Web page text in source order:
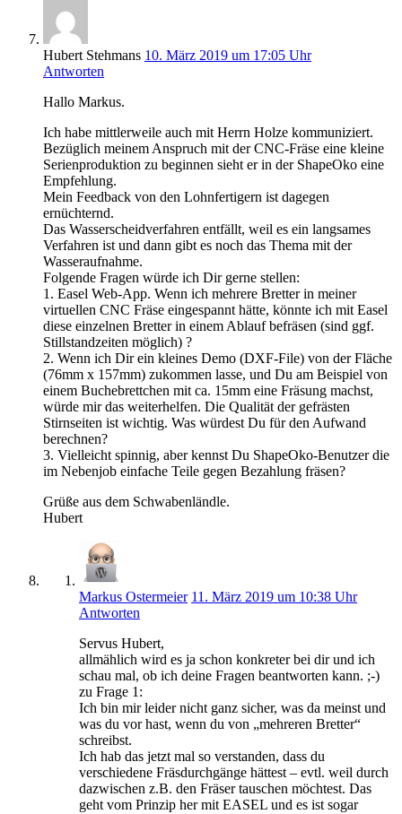
Hubert Stehmans 10. März 2019 um 17:05 Uhr
Antworten
Hallo Markus.
Ich habe mittlerweile auch mit Herrn Holze kommuniziert.
Bezüglich meinem Anspruch mit der CNC-Fräse eine kleine
Serienproduktion zu beginnen sieht er in der ShapeOko eine
Empfehlung.
Mein Feedback von den Lohnfertigern ist dagegen
ernüchternd.
Das Wasserscheidverfahren entfällt, weil es ein langsames
Verfahren ist und dann gibt es noch das Thema mit der
Wasseraufnahme.
Folgende Fragen würde ich Dir gerne stellen:
1. Easel Web-App. Wenn ich mehrere Bretter in meiner
virtuellen CNC Fräse eingespannt hätte, könnte ich mit Easel
diese einzelnen Bretter in einem Ablauf befräsen (sind ggf.
Stillstandzeiten möglich) ?
2. Wenn ich Dir ein kleines Demo (DXF-File) von der Fläche
(76mm x 157mm) zukommen lasse, und Du am Beispiel von
einem Buchebrettchen mit ca. 15mm eine Fräsung machst,
würde mir das weiterhelfen. Die Qualität der gefrästen
Stirnseiten ist wichtig. Was würdest Du für den Aufwand
berechnen?
3. Vielleicht spinnig, aber kennst Du ShapeOko-Benutzer die
im Nebenjob einfache Teile gegen Bezahlung fräsen?
Grüße aus dem Schwabenländle.
Hubert
Markus Ostermeier 11. März 2019 um 10:38 Uhr
Antworten
Servus Hubert,
allmählich wird es ja schon konkreter bei dir und ich
schau mal, ob ich deine Fragen beantworten kann. ;-)
zu Frage 1:
Ich bin mir leider nicht ganz sicher, was da meinst und
was du vor hast, wenn du von „mehreren Bretter“
schreibst.
Ich hab das jetzt mal so verstanden, dass du
verschiedene Fräsdurchgänge hättest – evtl. weil durch
dazwischen z.B. den Fräser tauschen möchtest. Das
geht vom Prinzip her mit EASEL und es ist sogar